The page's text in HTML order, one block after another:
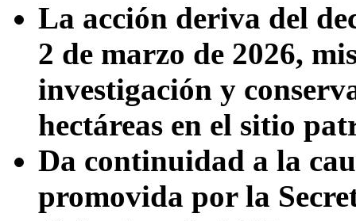
La acción deriva del
2 de marzo de 2026,
investigación y
hectáreas en el sitio
Da continuidad a la
promovida por la